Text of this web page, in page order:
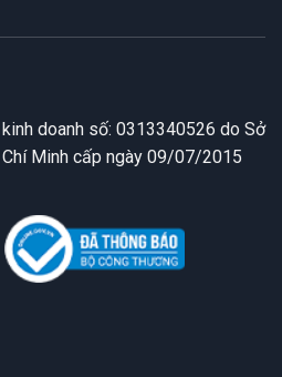
doanh số: 0313340526 do Sở
Minh cấp ngày 09/07/2015